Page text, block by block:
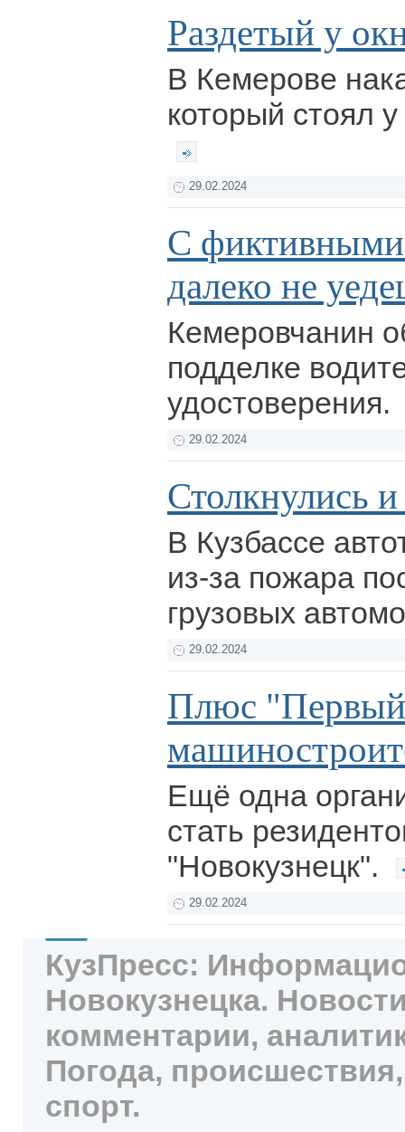
Раздетый у
В Кемерове
который стоял
29.02.2024
С
далеко не
Кемеровчанин
подделке
удостоверения.
29.02.2024
Столкнулись и
В Кузбассе
из-за пожара
грузовых
29.02.2024
Плюс "Первый
Ещё одна
стать
"Новокузнецк".
29.02.2024
КузПресс:
Новокузнецка.
комментарии,
Погода,
спорт.